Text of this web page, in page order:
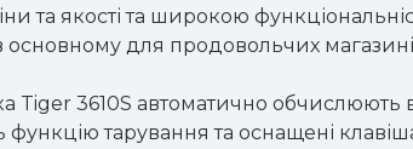
та якості та широкою
основному для продовольчих
Tiger 3610S автоматично обчислюють
функцію тарування та оснащені